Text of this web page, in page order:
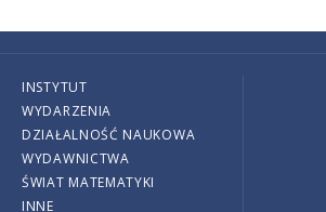
INSTYTUT
WYDARZENIA
DZIAŁALNOŚĆ NAUKOWA
WYDAWNICTWA
ŚWIAT MATEMATYKI
INNE